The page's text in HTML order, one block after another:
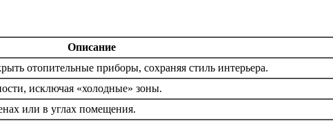
Описание
отопительные приборы, сохраняя стиль интерьера.
исключая «холодные» зоны.
или в углах помещения.